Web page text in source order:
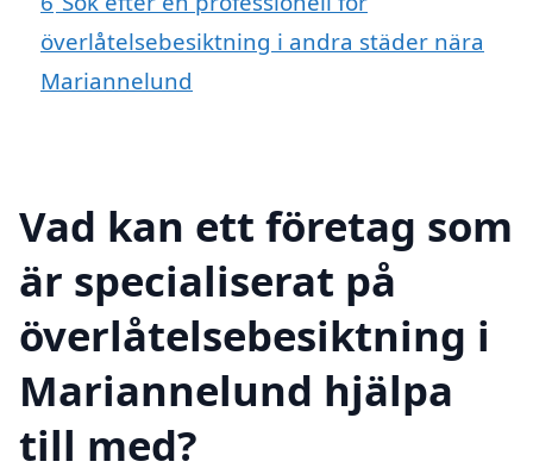
överlåtelsebesiktning i andra städer nära
Mariannelund
Vad kan ett företag som
är specialiserat på
överlåtelsebesiktning i
Mariannelund hjälpa
till med?